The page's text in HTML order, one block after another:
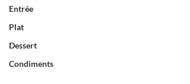
Entrée
Plat
Dessert
Condiments